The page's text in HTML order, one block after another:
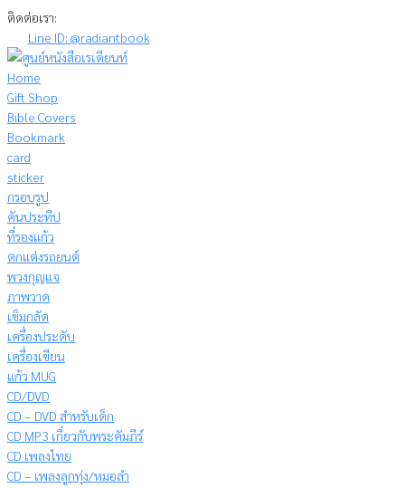
Skip
content
ติดต่อเรา:
Line ID: @radiantbook
Home
Gift Shop
Bible Covers
Bookmark
card
sticker
กรอบรูป
คันประทีป
ที่รองแก้ว
ตกแต่งรถยนต์
พวงกุญแจ
ภาพวาด
เข็มกลัด
เครื่องประดับ
เครื่องเขียน
แก้ว MUG
CD/DVD
CD – DVD สำหรับเด็ก
CD MP3 เกี่ยวกับพระคัมภีร์
CD เพลงไทย
CD – เพลงลูกทุ่ง/หมอลำ